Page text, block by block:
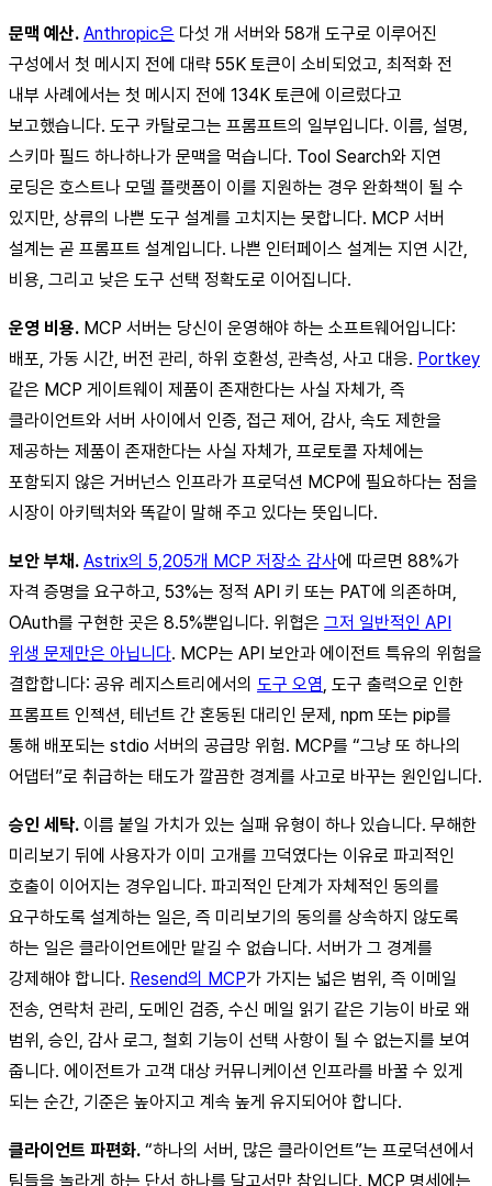
문맥 예산. Anthropic은 다섯 개 서버와 58개 도구로 이루어진
구성에서 첫 메시지 전에 대략 55K 토큰이 소비되었고, 최적화 전
내부 사례에서는 첫 메시지 전에 134K 토큰에 이르렀다고
보고했습니다. 도구 카탈로그는 프롬프트의 일부입니다. 이름, 설명,
스키마 필드 하나하나가 문맥을 먹습니다. Tool Search와 지연
로딩은 호스트나 모델 플랫폼이 이를 지원하는 경우 완화책이 될 수
있지만, 상류의 나쁜 도구 설계를 고치지는 못합니다. MCP 서버
설계는 곧 프롬프트 설계입니다. 나쁜 인터페이스 설계는 지연 시간,
비용, 그리고 낮은 도구 선택 정확도로 이어집니다.
운영 비용. MCP 서버는 당신이 운영해야 하는 소프트웨어입니다:
배포, 가동 시간, 버전 관리, 하위 호환성, 관측성, 사고 대응. Portkey
같은 MCP 게이트웨이 제품이 존재한다는 사실 자체가, 즉
클라이언트와 서버 사이에서 인증, 접근 제어, 감사, 속도 제한을
제공하는 제품이 존재한다는 사실 자체가, 프로토콜 자체에는
포함되지 않은 거버넌스 인프라가 프로덕션 MCP에 필요하다는 점을
시장이 아키텍처와 똑같이 말해 주고 있다는 뜻입니다.
보안 부채. Astrix의 5,205개 MCP 저장소 감사에 따르면 88%가
자격 증명을 요구하고, 53%는 정적 API 키 또는 PAT에 의존하며,
OAuth를 구현한 곳은 8.5%뿐입니다. 위협은 그저 일반적인 API
위생 문제만은 아닙니다. MCP는 API 보안과 에이전트 특유의 위험을
결합합니다: 공유 레지스트리에서의 도구 오염, 도구 출력으로 인한
프롬프트 인젝션, 테넌트 간 혼동된 대리인 문제, npm 또는 pip를
통해 배포되는 stdio 서버의 공급망 위험. MCP를 “그냥 또 하나의
어댑터”로 취급하는 태도가 깔끔한 경계를 사고로 바꾸는 원인입니다.
승인 세탁. 이름 붙일 가치가 있는 실패 유형이 하나 있습니다. 무해한
미리보기 뒤에 사용자가 이미 고개를 끄덕였다는 이유로 파괴적인
호출이 이어지는 경우입니다. 파괴적인 단계가 자체적인 동의를
요구하도록 설계하는 일은, 즉 미리보기의 동의를 상속하지 않도록
하는 일은 클라이언트에만 맡길 수 없습니다. 서버가 그 경계를
강제해야 합니다. Resend의 MCP가 가지는 넓은 범위, 즉 이메일
전송, 연락처 관리, 도메인 검증, 수신 메일 읽기 같은 기능이 바로 왜
범위, 승인, 감사 로그, 철회 기능이 선택 사항이 될 수 없는지를 보여
줍니다. 에이전트가 고객 대상 커뮤니케이션 인프라를 바꿀 수 있게
되는 순간, 기준은 높아지고 계속 높게 유지되어야 합니다.
클라이언트 파편화. “하나의 서버, 많은 클라이언트”는 프로덕션에서
팀들을 놀라게 하는 단서 하나를 달고서만 참입니다. MCP 명세에는